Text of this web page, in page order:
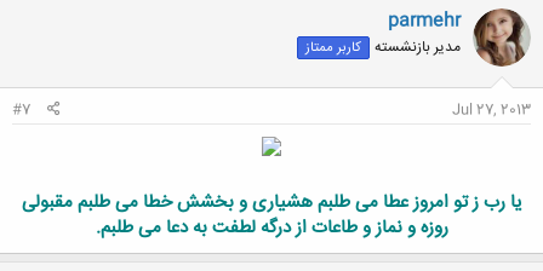
ن
ش
ه
ا
parmehr
مدیر بازنشسته کاربر ممتاز
Jul 27, 2013
#7
یا رب ز تو امروز عطا می طلبم هشیاری و بخشش خطا می طلبم مقبولی
روزه و نماز و طاعات از درگه لطفت به دعا می طلبم.